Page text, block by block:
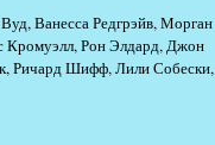
Ванесса Редгрэйв, Морган
Рон Элдард, Джон
Ричард Шифф, Лили Собески,